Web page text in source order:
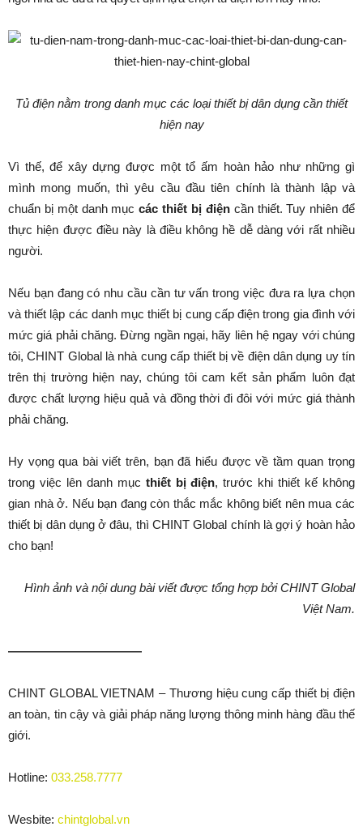
Tủ điện nằm trong danh mục các loại thiết bị dân dụng cần thiết
hiện nay
Vì thế, để xây dựng được một tổ ấm hoàn hảo như những gì
mình mong muốn, thì yêu cầu đầu tiên chính là thành lập và
chuẩn bị một danh mục các thiết bị điện cần thiết. Tuy nhiên để
thực hiện được điều này là điều không hề dễ dàng với rất nhiều
người.
Nếu bạn đang có nhu cầu cần tư vấn trong việc đưa ra lựa chọn
và thiết lập các danh mục thiết bị cung cấp điện trong gia đình với
mức giá phải chăng. Đừng ngần ngại, hãy liên hệ ngay với chúng
tôi, CHINT Global là nhà cung cấp thiết bị về điện dân dụng uy tín
trên thị trường hiện nay, chúng tôi cam kết sản phẩm luôn đạt
được chất lượng hiệu quả và đồng thời đi đôi với mức giá thành
phải chăng.
Hy vọng qua bài viết trên, bạn đã hiểu được về tầm quan trọng
trong việc lên danh mục thiết bị điện, trước khi thiết kế không
gian nhà ở. Nếu bạn đang còn thắc mắc không biết nên mua các
thiết bị dân dụng ở đâu, thì CHINT Global chính là gợi ý hoàn hảo
cho bạn!
Hình ảnh và nội dung bài viết được tổng hợp bởi CHINT Global
Việt Nam.
———————————
CHINT GLOBAL VIETNAM – Thương hiệu cung cấp thiết bị điện
an toàn, tin cậy và giải pháp năng lượng thông minh hàng đầu thế
giới.
Hotline: 033.258.7777
Wesbite: chintglobal.vn